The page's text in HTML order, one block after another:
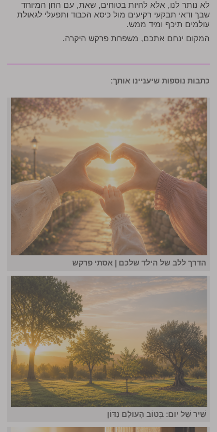
לא נותר לנו, אלא להיות בטוחים, שאת, עם החן המיוחד
שבך ודאי תבקעי רקיעים מול כיסא הכבוד ותפעלי לגאולת
עולמים תיכף ומיד ממש.
המקום ינחם אתכם, משפחת פרקש היקרה.
כתבות נוספות שיעניינו אותך:
הדרך ללב של הילד שלכם | אסתי פרקש
שִׁיר שֶׁל יוֹם: בְּטוֹב הָעוֹלָם נִדּוֹן